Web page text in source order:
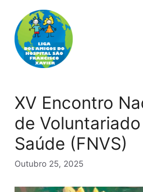
conteúdo
XV Encontro
de
Saúde (FNVS)
Outubro 25, 2025